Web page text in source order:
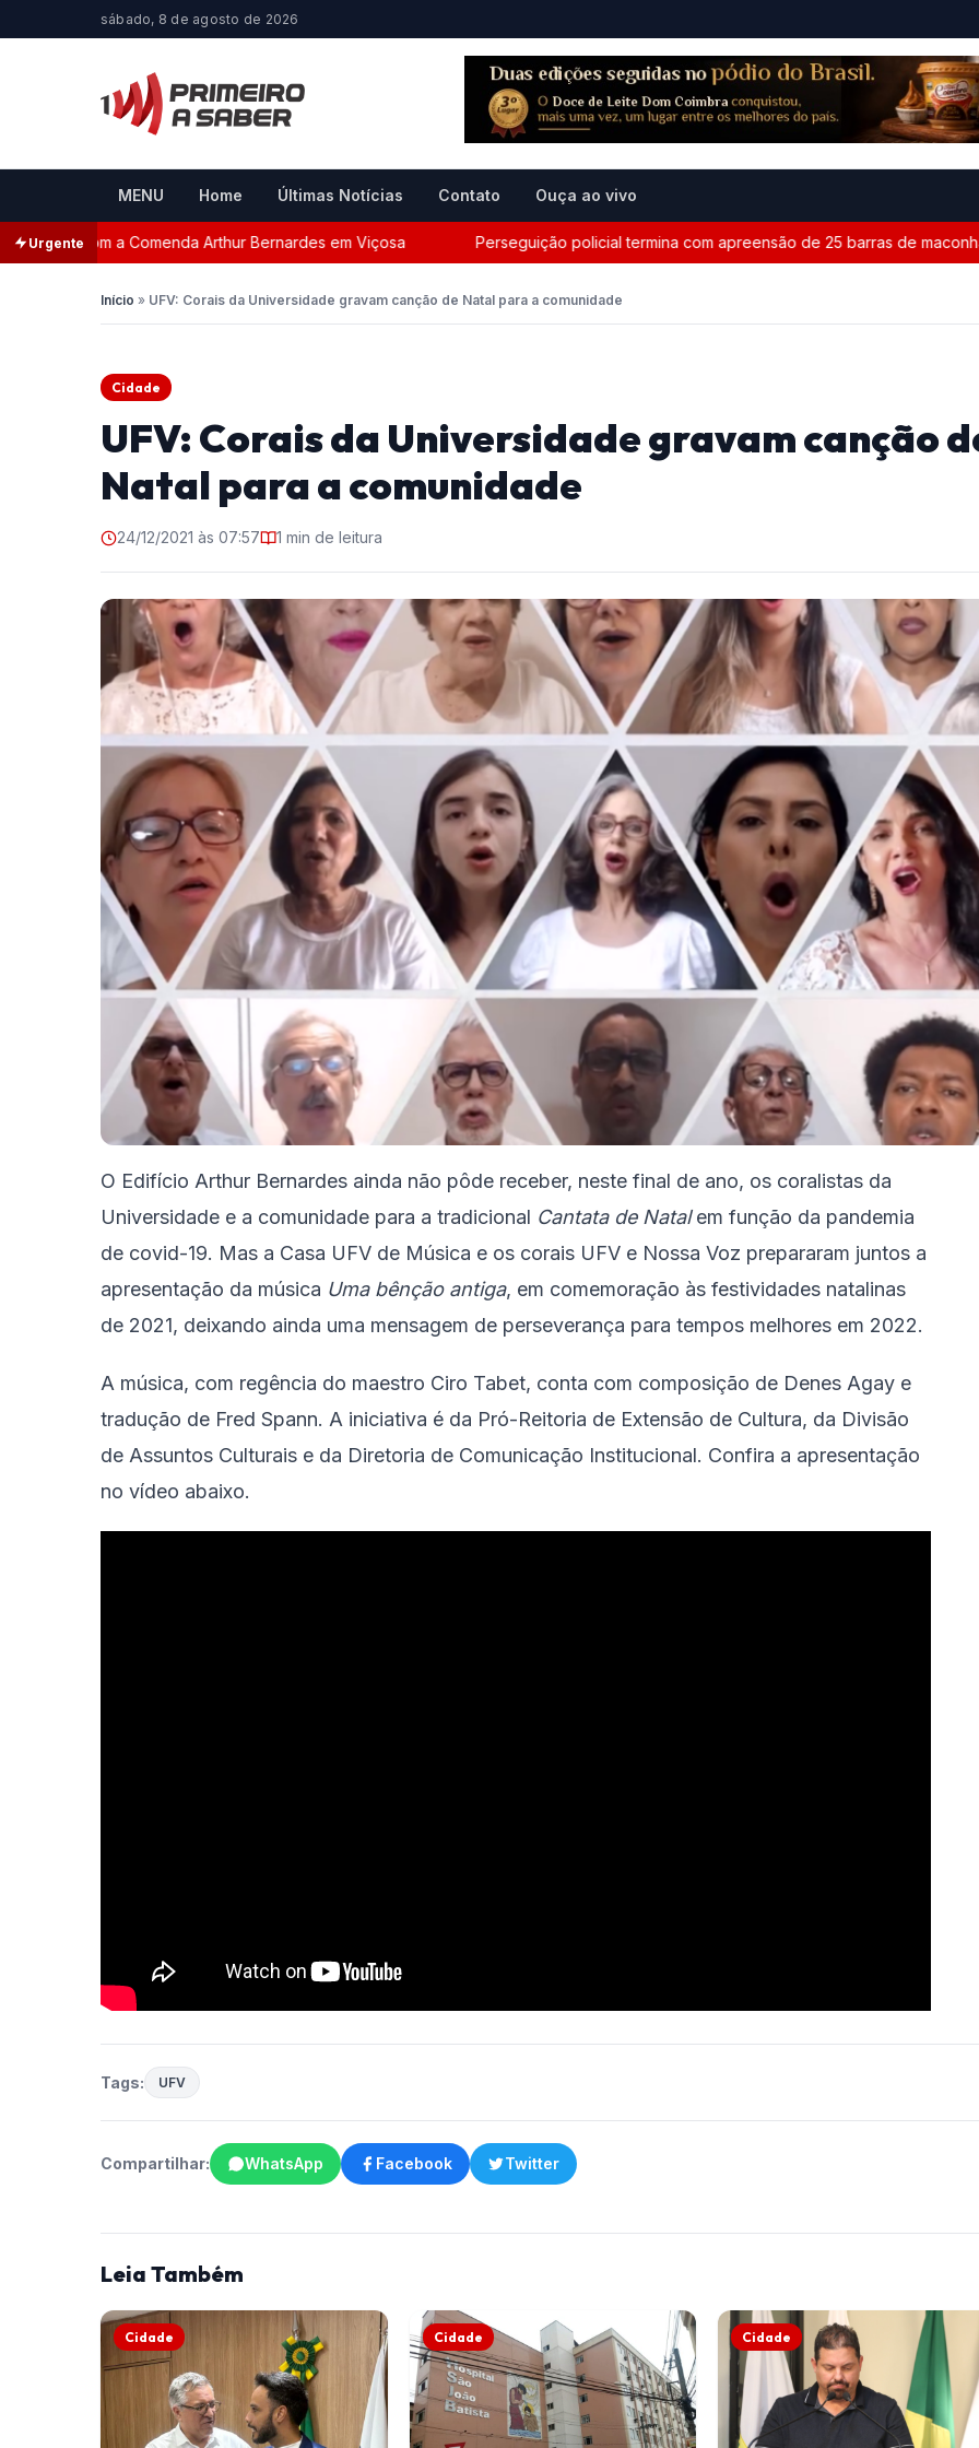
sábado, 8 de agosto de 2026
MENU Home Últimas Notícias Contato Ouça ao vivo
Urgente
com a Comenda Arthur Bernardes em Viçosa Perseguição policial termina com apreensão de 25 barras de maconha
Início » UFV: Corais da Universidade gravam canção de Natal para a comunidade
Cidade
UFV: Corais da Universidade gravam canção
Natal para a comunidade
24/12/2021 às 07:57 1 min de leitura
O Edifício Arthur Bernardes ainda não pôde receber, neste final de ano, os coralistas da
Universidade e a comunidade para a tradicional Cantata de Natalem função da pandemia
de covid-19. Mas a Casa UFV de Música e os corais UFV e Nossa Voz prepararam juntos a
apresentação da música Uma bênção antiga, em comemoração às festividades natalinas
de 2021, deixando ainda uma mensagem de perseverança para tempos melhores em 2022.
A música, com regência do maestro Ciro Tabet, conta com composição de Denes Agay e
tradução de Fred Spann. A iniciativa é da Pró-Reitoria de Extensão de Cultura, da Divisão
de Assuntos Culturais e da Diretoria de Comunicação Institucional. Confira a apresentação
no vídeo abaixo.
Tags: UFV
Compartilhar: WhatsApp Facebook Twitter
Leia Também
Cidade Cidade Cidade